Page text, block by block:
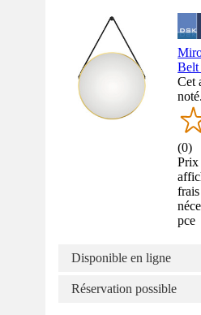
Cet
noté.
(0)
pce
Disponible en ligne
Réservation possible